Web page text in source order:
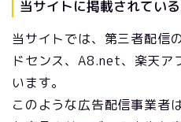
当サイトに掲載されてい
当サイトでは、第三者配信
ドセンス、A8.net、楽天ア
います。
このような広告配信事業者